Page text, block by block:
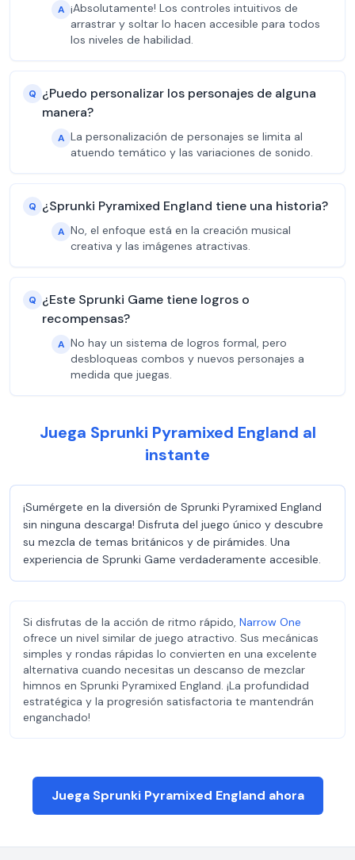
A ¡Absolutamente! Los controles intuitivos de
arrastrar y soltar lo hacen accesible para todos
los niveles de habilidad.
Q ¿Puedo personalizar los personajes de alguna
manera?
A La personalización de personajes se limita al
atuendo temático y las variaciones de sonido.
Q ¿Sprunki Pyramixed England tiene una historia?
A No, el enfoque está en la creación musical
creativa y las imágenes atractivas.
Q ¿Este Sprunki Game tiene logros o
recompensas?
A No hay un sistema de logros formal, pero
desbloqueas combos y nuevos personajes a
medida que juegas.
Juega Sprunki Pyramixed England al
instante
¡Sumérgete en la diversión de Sprunki Pyramixed England
sin ninguna descarga! Disfruta del juego único y descubre
su mezcla de temas británicos y de pirámides. Una
experiencia de Sprunki Game verdaderamente accesible.
Si disfrutas de la acción de ritmo rápido, Narrow One
ofrece un nivel similar de juego atractivo. Sus mecánicas
simples y rondas rápidas lo convierten en una excelente
alternativa cuando necesitas un descanso de mezclar
himnos en Sprunki Pyramixed England. ¡La profundidad
estratégica y la progresión satisfactoria te mantendrán
enganchado!
Juega Sprunki Pyramixed England ahora